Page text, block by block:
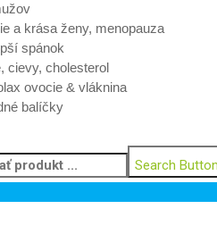
a krása ženy, menopauza
spánok
cievy, cholesterol
ovocie & vláknina
balíčky
Search